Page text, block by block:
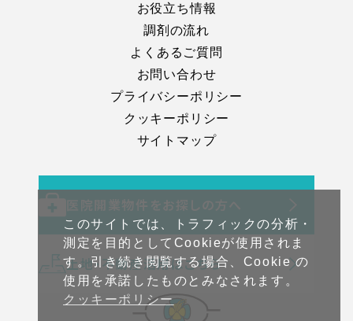
お役立ち情報
調剤の流れ
よくあるご質問
お問い合わせ
プライバシーポリシー
クッキーポリシー
サイトマップ
土地・不動産活用はこちら
このサイトでは、トラフィックの分析・
測定を目的としてCookieが使用されま
す。引き続き閲覧する場合、Cookie の
使用を承諾したものとみなされます。
クッキーポリシー